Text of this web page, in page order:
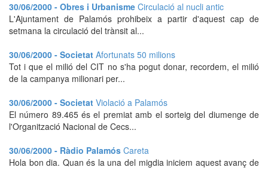
30/06/2000 - Obres i Urbanisme Circulació al nucli antic
L'Ajuntament de Palamós prohibeix a partir d'aquest cap de
setmana la circulació del trànsit al...
30/06/2000 - Societat Afortunats 50 milions
Tot i que el milió del CIT no s'ha pogut donar, recordem, el milió
de la campanya milionari per...
30/06/2000 - Societat Violació a Palamós
El número 89.465 és el premiat amb el sorteig del diumenge de
l'Organització Nacional de Cecs...
30/06/2000 - Ràdio Palamós Careta
Hola bon dia. Quan és la una del migdia iniciem aquest avanç de